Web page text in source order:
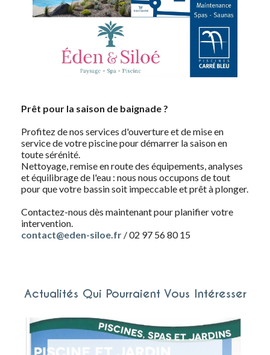
Prêt pour la saison de baignade ?
Profitez de nos services d'ouverture et de mise en
service de votre piscine pour démarrer la saison en
toute sérénité.
Nettoyage, remise en route des équipements, analyses
et équilibrage de l'eau : nous nous occupons de tout
pour que votre bassin soit impeccable et prêt à plonger.
Contactez-nous dès maintenant pour planifier votre
intervention.
contact@eden-siloe.fr / 02 97 56 80 15
Actualités Qui Pourraient Vous Intéresser